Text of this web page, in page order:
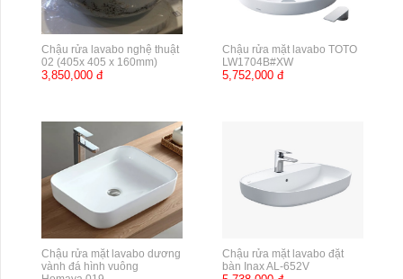
Chậu rửa lavabo nghệ thuật
02 (405x 405 x 160mm)
3,850,000 đ
Chậu rửa mặt lavabo TOTO
LW1704B#XW
5,752,000 đ
Chậu rửa mặt lavabo dương
vành đá hình vuông
Chậu rửa mặt lavabo đặt
bàn Inax AL-652V